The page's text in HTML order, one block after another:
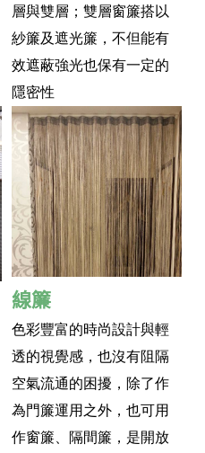
層與雙層；雙層窗簾搭以
紗簾及遮光簾，不但能有
效遮蔽強光也保有一定的
隱密性
線簾
色彩豐富的時尚設計與輕
透的視覺感，也沒有阻隔
空氣流通的困擾，除了作
為門簾運用之外，也可用
作窗簾、隔間簾，是開放